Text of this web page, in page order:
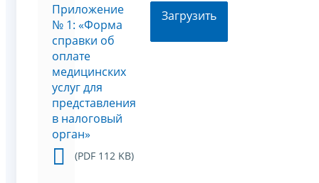
Приложение
№ 1: «Форма
справки об
оплате
медицинских
услуг для
представления
в налоговый
орган»
(PDF 112 KB)
Загрузить